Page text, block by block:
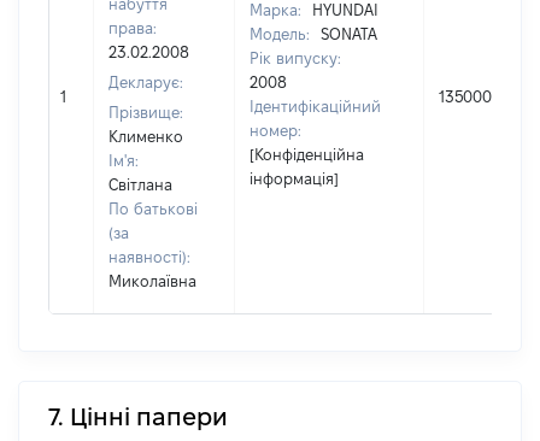
1
набуття
права:
23.02.2008
Декларує:
Прізвище:
Клименко
Ім'я:
Світлана
По батькові
(за
наявності):
Миколаївна
Марка:
HYUNDAI
Модель:
SONATA
Рік випуску:
2008
Ідентифікаційний
номер:
[Конфіденційна
інформація]
135000
7. Цінні папери